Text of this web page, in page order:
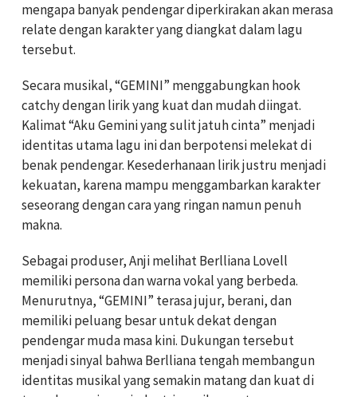
mengapa banyak pendengar diperkirakan akan merasa
relate dengan karakter yang diangkat dalam lagu
tersebut.
Secara musikal, “GEMINI” menggabungkan hook
catchy dengan lirik yang kuat dan mudah diingat.
Kalimat “Aku Gemini yang sulit jatuh cinta” menjadi
identitas utama lagu ini dan berpotensi melekat di
benak pendengar. Kesederhanaan lirik justru menjadi
kekuatan, karena mampu menggambarkan karakter
seseorang dengan cara yang ringan namun penuh
makna.
Sebagai produser, Anji melihat Berlliana Lovell
memiliki persona dan warna vokal yang berbeda.
Menurutnya, “GEMINI” terasa jujur, berani, dan
memiliki peluang besar untuk dekat dengan
pendengar muda masa kini. Dukungan tersebut
menjadi sinyal bahwa Berlliana tengah membangun
identitas musikal yang semakin matang dan kuat di